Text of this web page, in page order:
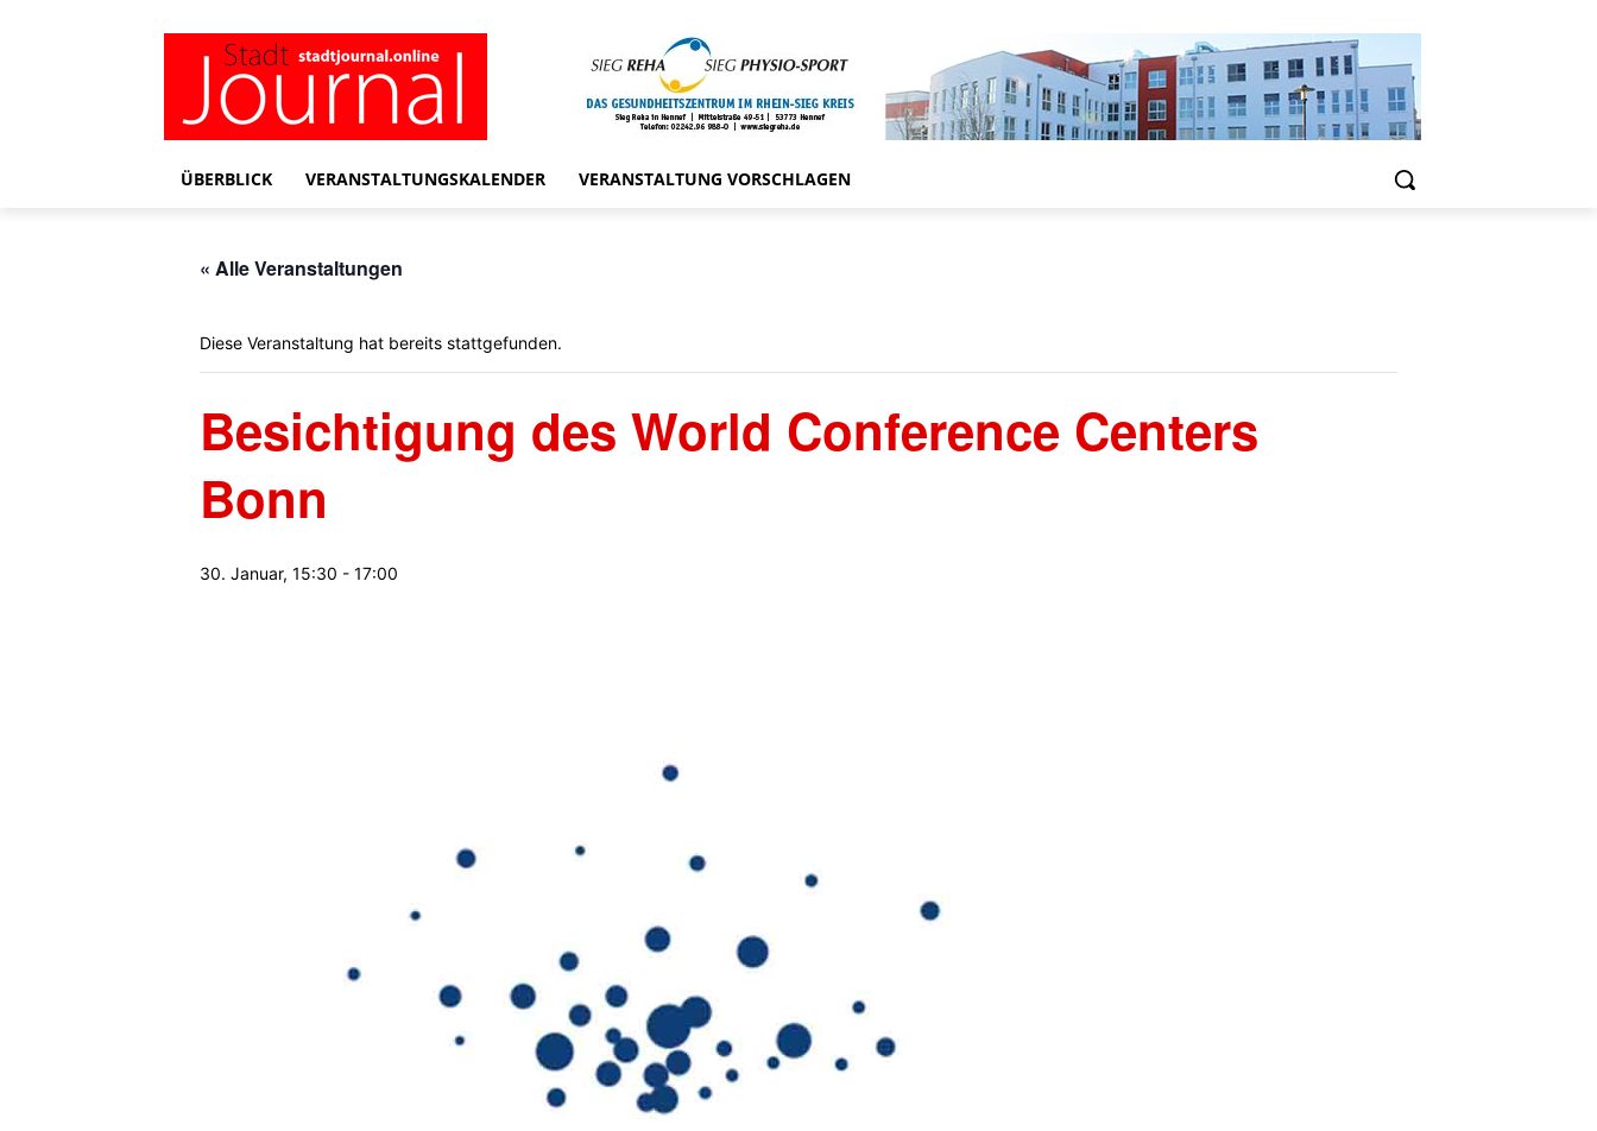
ÜBERBLICK VERANSTALTUNGSKALENDER VERANSTALTUNG VORSCHLAGEN
« Alle Veranstaltungen
Diese Veranstaltung hat bereits stattgefunden.
Besichtigung des World Conference Centers
Bonn
30. Januar, 15:30 - 17:00